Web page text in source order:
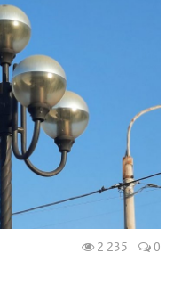
2 235 0